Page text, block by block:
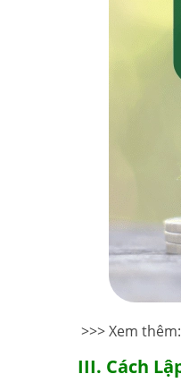
>>> Xem thêm:
III. Cách